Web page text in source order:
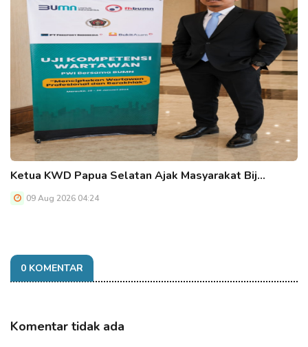
Ketua KWD Papua Selatan Ajak Masyarakat Bij…
09 Aug 2026 04:24
0 KOMENTAR
Komentar tidak ada